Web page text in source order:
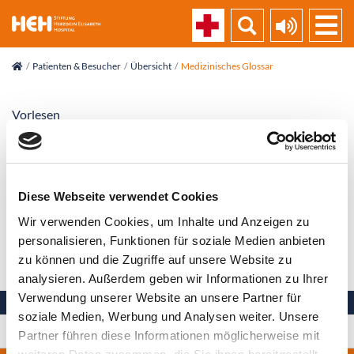
Diese Webseite verwendet Cookies
Wir verwenden Cookies, um Inhalte und Anzeigen zu
personalisieren, Funktionen für soziale Medien anbieten
zu können und die Zugriffe auf unsere Website zu
analysieren. Außerdem geben wir Informationen zu Ihrer
Verwendung unserer Website an unsere Partner für
soziale Medien, Werbung und Analysen weiter. Unsere
Partner führen diese Informationen möglicherweise mit
Patienten & Besucher Übersicht Medizinisches Glossar
Vorlesen
Thromboseprophylaxe
Vorbeugende Maßnahmen, die eine Thrombose,
insbesondere der Beinvenen, verhindern sollen.
Zurück zur Liste
Ihre Gesundheit in besten Händen